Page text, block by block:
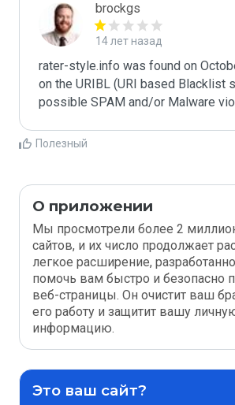
brockgs
14 лет назад
rater-style.info was found on
on the URIBL (URI based Blacklist
Полезный
О приложении
Мы просмотрели более 2
сайтов, и их число продолжает
легкое расширение,
помочь вам быстро и безопасно
веб-страницы. Он очистит ваш
его работу и защитит вашу
информацию.
Это ваш сайт?